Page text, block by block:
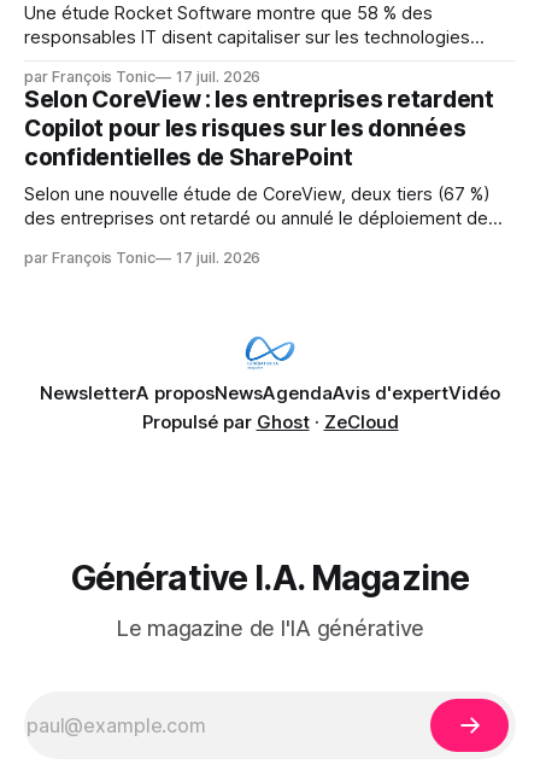
Une étude Rocket Software montre que 58 % des
responsables IT disent capitaliser sur les technologies
pression sur les usages et l'investissement. Cette pression
révèle un écart entre l'ambition et la préparation.
par François Tonic 17 juil. 2026
Selon CoreView : les entreprises retardent
Copilot pour les risques sur les données
confidentielles de SharePoint
Selon une nouvelle étude de CoreView, deux tiers (67 %)
des entreprises ont retardé ou annulé le déploiement de
données confidentielles de SharePoint. Les trois quarts (75
par François Tonic 17 juil. 2026
NewsletterA proposNewsAgendaAvis d'expertVidéo
Propulsé par Ghost· ZeCloud
Générative I.A. Magazine
Le magazine de l'IA générative